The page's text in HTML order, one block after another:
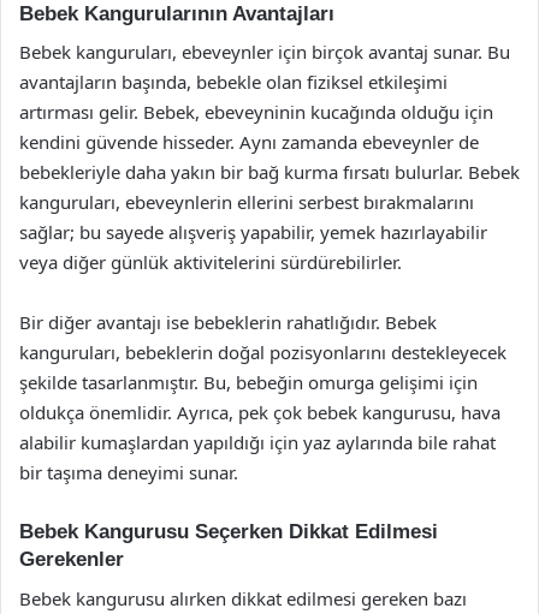
Bebek Kangurularının Avantajları
Bebek kanguruları, ebeveynler için birçok avantaj sunar. Bu
avantajların başında, bebekle olan fiziksel etkileşimi
artırması gelir. Bebek, ebeveyninin kucağında olduğu için
kendini güvende hisseder. Aynı zamanda ebeveynler de
bebekleriyle daha yakın bir bağ kurma fırsatı bulurlar. Bebek
kanguruları, ebeveynlerin ellerini serbest bırakmalarını
sağlar; bu sayede alışveriş yapabilir, yemek hazırlayabilir
veya diğer günlük aktivitelerini sürdürebilirler.
Bir diğer avantajı ise bebeklerin rahatlığıdır. Bebek
kanguruları, bebeklerin doğal pozisyonlarını destekleyecek
şekilde tasarlanmıştır. Bu, bebeğin omurga gelişimi için
oldukça önemlidir. Ayrıca, pek çok bebek kangurusu, hava
alabilir kumaşlardan yapıldığı için yaz aylarında bile rahat
bir taşıma deneyimi sunar.
Bebek Kangurusu Seçerken Dikkat Edilmesi
Gerekenler
Bebek kangurusu alırken dikkat edilmesi gereken bazı